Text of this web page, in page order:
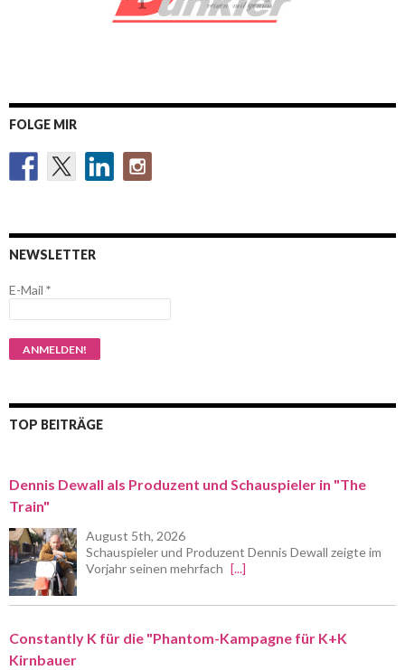
FOLGE MIR
NEWSLETTER
E-Mail *
TOP BEITRÄGE
Dennis Dewall als Produzent und Schauspieler in "The
Train"
August 5th, 2026
Schauspieler und Produzent Dennis Dewall zeigte im
Vorjahr seinen mehrfach [...]
Constantly K für die "Phantom-Kampagne für K+K
Kirnbauer